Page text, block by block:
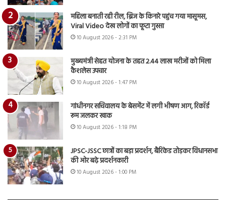
महिला बनाती रही रील, ब्रिज के किनारे पहुंच गया मासूमस,
Viral Video देख लोगों का फूटा गुस्सा
10 August 2026 - 2:31 PM
मुख्यमंत्री सेहत योजना के तहत 2.44 लाख मरीजों को मिला
कैशलेस उपचार
10 August 2026 - 1:47 PM
गांधीनगर सचिवालय के बेसमेंट में लगी भीषण आग, रिकॉर्ड
रूम जलकर खाक
10 August 2026 - 1:18 PM
JPSC-JSSC छात्रों का बड़ा प्रदर्शन, बैरिकेड तोड़कर विधानसभा
की ओर बढ़े प्रदर्शनकारी
10 August 2026 - 1:00 PM